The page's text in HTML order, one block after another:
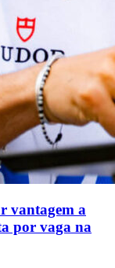
vantagem a
por vaga na